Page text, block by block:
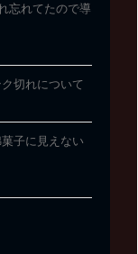
忘れてたので導
切れについて
菓子に見えない